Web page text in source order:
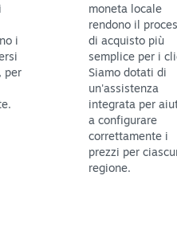
i
per
moneta locale
rendono il
di acquisto più
semplice per i
Siamo dotati di
un'assistenza
integrata per
a configurare
correttamente i
prezzi per
regione.